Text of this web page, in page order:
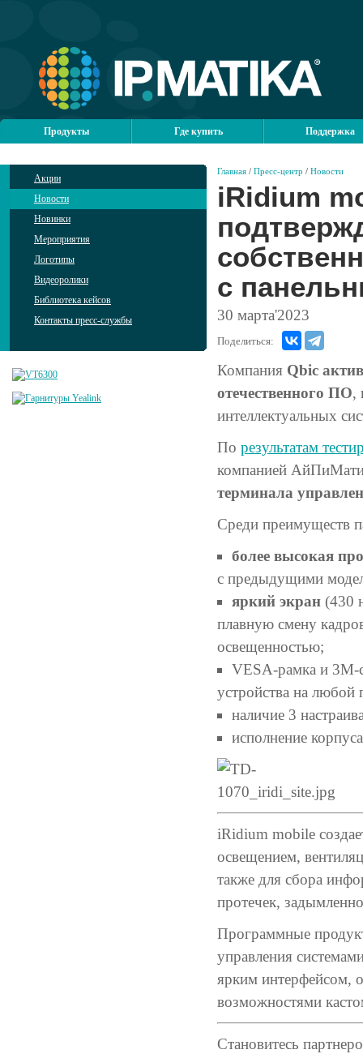
Продукты Где купить Поддержка
Акции
Новости
Новинки
Мероприятия
Логотипы
Видеоролики
Библиотека кейсов
Контакты пресс-службы
Главная / Пресс-центр / Новости
iRidium
с
30 марта'2023
Поделиться:
Компания Qbic
отечественного ПО,
интеллектуальных
По результатам
компанией
терминала
Среди преимуществ
более высокая
с предыдущими
яркий экран (430
плавную смену
освещенностью;
VESA-рамка и 3M-
устройства на любой
наличие 3
исполнение
iRidium mobile
освещением,
также для сбора
протечек,
Программные
управления
ярким интерфейсом,
возможностями
Становитесь